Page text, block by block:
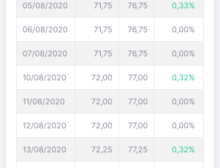
05/08/2020 71,75 76,75 0,33%
06/08/2020 71,75 76,75 0,00%
07/08/2020 71,75 76,75 0,00%
10/08/2020 72,00 77,00 0,32%
11/08/2020 72,00 77,00 0,00%
12/08/2020 72,00 77,00 0,00%
13/08/2020 72,25 77,25 0,32%